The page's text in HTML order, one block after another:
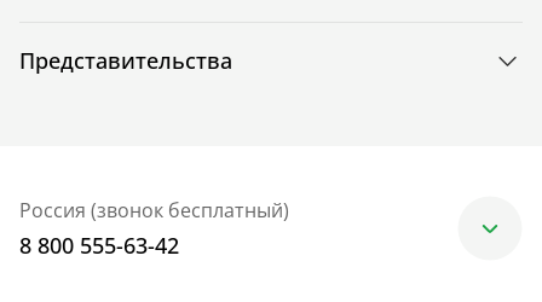
Представительства
Россия (звонок бесплатный)
8 800 555-63-42